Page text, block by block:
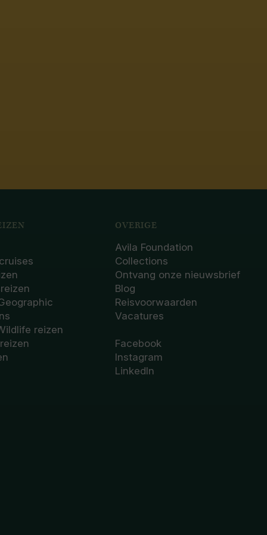
reizen
OVERIGE
Avila Foundation
Collections
Ontvang onze nieuwsbrief
Blog
Reisvoorwaarden
Vacatures
Facebook
Instagram
LinkedIn